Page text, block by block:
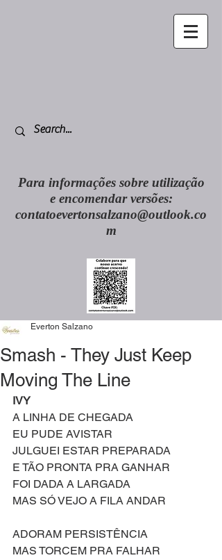
Para informações sobre utilização
e encomendar versões:
contatoevertonsalzano@outlook.co
m
Smash - They Just Keep
Moving The Line
Everton Salzano
IVY
A LINHA DE CHEGADA
EU PUDE AVISTAR
JULGUEI ESTAR PREPARADA
E TÃO PRONTA PRA GANHAR
FOI DADA A LARGADA
MAS SÓ VEJO A FILA ANDAR
ADORAM PERSISTÊNCIA
MAS TORCEM PRA FALHAR